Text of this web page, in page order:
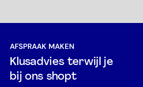
AFSPRAAK MAKEN
Klusadvies terwijl je
bij ons shopt